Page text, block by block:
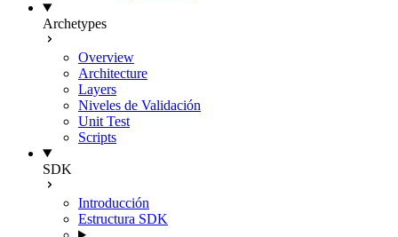
Archetypes
Overview
Architecture
Layers
Niveles de Validación
Unit Test
Scripts
SDK
Introducción
Estructura SDK